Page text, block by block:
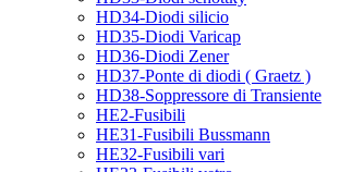
HD34-Diodi silicio
HD35-Diodi Varicap
HD36-Diodi Zener
HD37-Ponte di diodi ( Graetz )
HD38-Soppressore di Transiente
HE2-Fusibili
HE31-Fusibili Bussmann
HE32-Fusibili vari